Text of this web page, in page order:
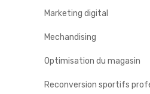
Marketing digital
Mechandising
Optimisation du magasin
Reconversion sportifs